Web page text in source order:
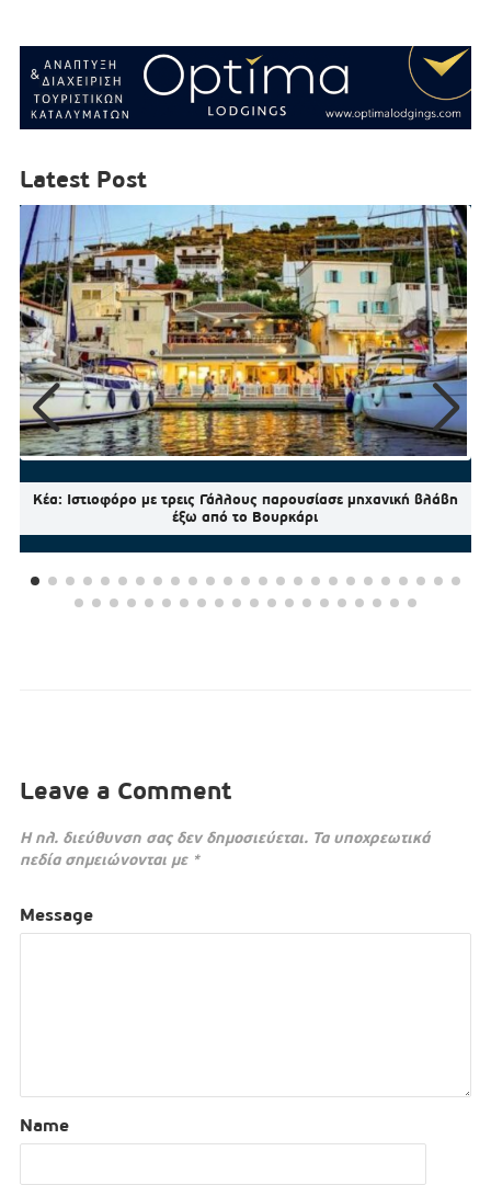
Latest Post
Κέα: Ιστιοφόρο με τρεις Γάλλους παρουσίασε μηχανική βλάβη
έξω από το Βουρκάρι
Leave a Comment
Η ηλ. διεύθυνση σας δεν δημοσιεύεται. Τα υποχρεωτικά
πεδία σημειώνονται με *
Message
Name